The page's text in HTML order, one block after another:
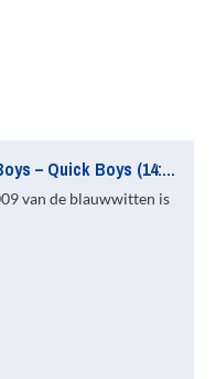
Voorbeschouwing Rijnsburgse Boys – Quick Boys (14:30 uur)
van de blauwwitten is